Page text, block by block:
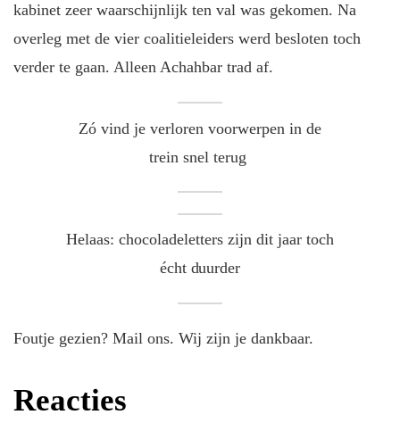
kabinet zeer waarschijnlijk ten val was gekomen. Na
overleg met de vier coalitieleiders werd besloten toch
verder te gaan. Alleen Achahbar trad af.
Zó vind je verloren voorwerpen in de
trein snel terug
Helaas: chocoladeletters zijn dit jaar toch
écht duurder
Foutje gezien? Mail ons. Wij zijn je dankbaar.
Reacties